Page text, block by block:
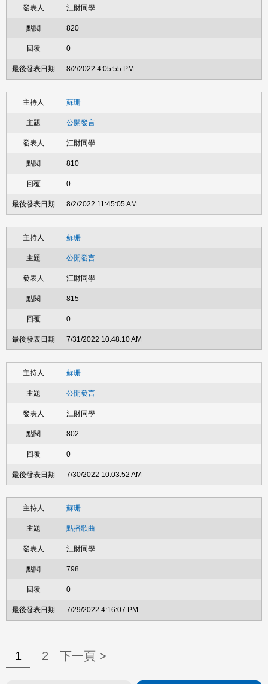
江財同學
820
0
8/2/2022 4:05:55 PM
蘇珊
公開發言
江財同學
810
0
8/2/2022 11:45:05 AM
蘇珊
公開發言
江財同學
815
0
7/31/2022 10:48:10 AM
蘇珊
公開發言
江財同學
802
0
7/30/2022 10:03:52 AM
蘇珊
點播歌曲
江財同學
798
0
7/29/2022 4:16:07 PM
1 2 下一頁 >